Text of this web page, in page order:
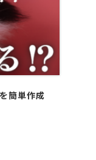
簡単作成